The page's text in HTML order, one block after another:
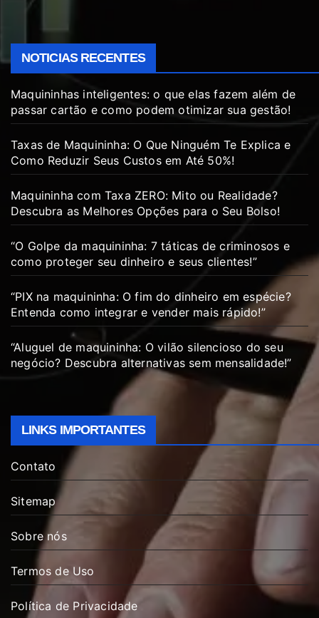
NOTICIAS RECENTES
Maquininhas inteligentes: o que elas fazem além de
passar cartão e como podem otimizar sua gestão!
Taxas de Maquininha: O Que Ninguém Te Explica e
Como Reduzir Seus Custos em Até 50%!
Maquininha com Taxa ZERO: Mito ou Realidade?
Descubra as Melhores Opções para o Seu Bolso!
“O Golpe da maquininha: 7 táticas de criminosos e
como proteger seu dinheiro e seus clientes!”
“PIX na maquininha: O fim do dinheiro em espécie?
Entenda como integrar e vender mais rápido!”
“Aluguel de maquininha: O vilão silencioso do seu
negócio? Descubra alternativas sem mensalidade!”
LINKS IMPORTANTES
Contato
Sitemap
Sobre nós
Termos de Uso
Política de Privacidade